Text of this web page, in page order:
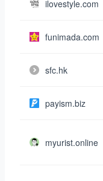
ilovestyle.com
funimada.com
sfc.hk
payism.biz
myurist.online